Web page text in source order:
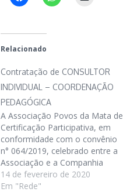
Relacionado
Contratação de CONSULTOR
INDIVIDUAL – COORDENAÇÃO
PEDAGÓGICA
A Associação Povos da Mata de
Certificação Participativa, em
conformidade com o convênio
n° 064/2019, celebrado entre a
Associação e a Companhia
de Desenvolvimento e Ação
Regional (CAR), , convida
14 de fevereiro de 2020
Em "Rede"